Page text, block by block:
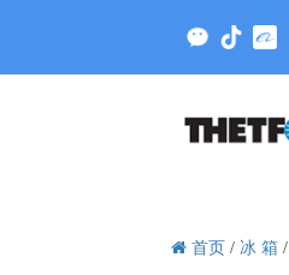
首页 / 冰 箱 /